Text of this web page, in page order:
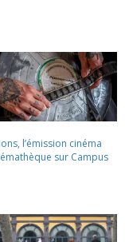
l’émission cinéma
sur Campus